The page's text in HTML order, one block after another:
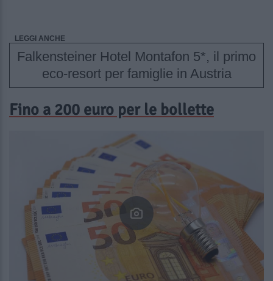
LEGGI ANCHE
Falkensteiner Hotel Montafon 5*, il primo
eco-resort per famiglie in Austria
Fino a 200 euro per le bollette